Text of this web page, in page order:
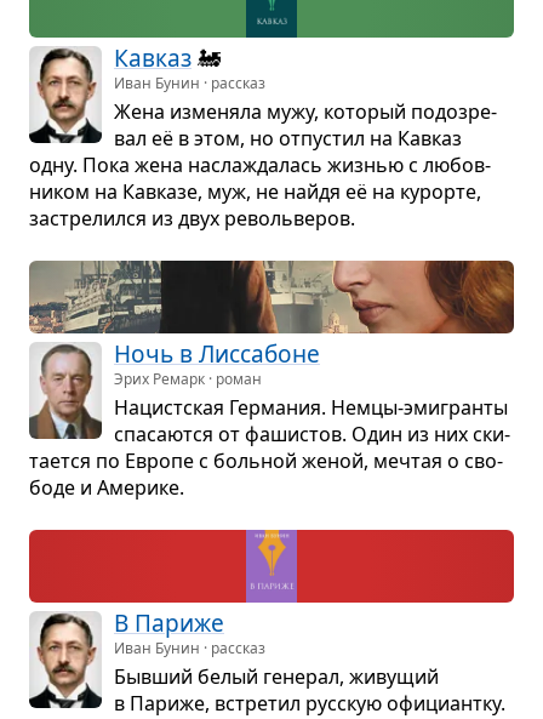
Кав­каз🚂
Иван Бунин · рассказ
Жена изме­няла мужу, кото­рый подо­зре­
вал её в этом, но отпу­стил на Кав­каз
одну. Пока жена насла­жда­лась жиз­нью с любов­
ни­ком на Кав­казе, муж, не найдя её на курорте,
застре­лился из двух револь­ве­ров.
Ночь в Лис­са­боне
Эрих Ремарк · роман
Нацист­ская Гер­ма­ния. Немцы-эми­гранты
спа­са­ются от фаши­стов. Один из них ски­
та­ется по Европе с боль­ной женой, меч­тая о сво­
боде и Аме­рике.
В Париже
Иван Бунин · рассказ
Быв­ший белый гене­рал, живу­щий
в Париже, встре­тил рус­скую офи­ци­антку.